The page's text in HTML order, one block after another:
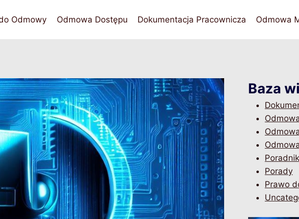
Odmowy Odmowa Dostępu Dokumentacja Pracownicza Odmowa
Baza
Porady
Prawo